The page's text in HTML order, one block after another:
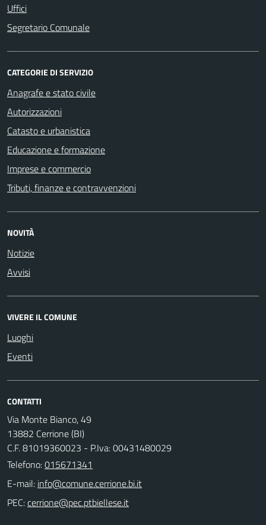
Uffici
Segretario Comunale
CATEGORIE DI SERVIZIO
Anagrafe e stato civile
Autorizzazioni
Catasto e urbanistica
Educazione e formazione
Imprese e commercio
Tributi, finanze e contravvenzioni
NOVITÀ
Notizie
Avvisi
VIVERE IL COMUNE
Luoghi
Eventi
CONTATTI
Via Monte Bianco, 49
13882 Cerrione (BI)
C.F. 81019360023 - P.Iva: 00431480029
Telefono:015671341
E-mail:
PEC: